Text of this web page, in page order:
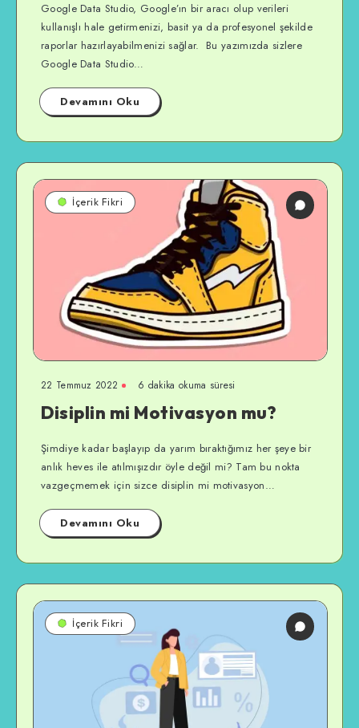
Google Data Studio, Google’ın bir aracı olup verileri
kullanışlı hale getirmenizi, basit ya da profesyonel şekilde
raporlar hazırlayabilmenizi sağlar. Bu yazımızda sizlere
Google Data Studio…
Devamını Oku
İçerik Fikri
22 Temmuz 2022 6 dakika okuma süresi
Disiplin mi Motivasyon mu?
Şimdiye kadar başlayıp da yarım bıraktığımız her şeye bir
anlık heves ile atılmışızdır öyle değil mi? Tam bu nokta
vazgeçmemek için sizce disiplin mi motivasyon…
Devamını Oku
İçerik Fikri